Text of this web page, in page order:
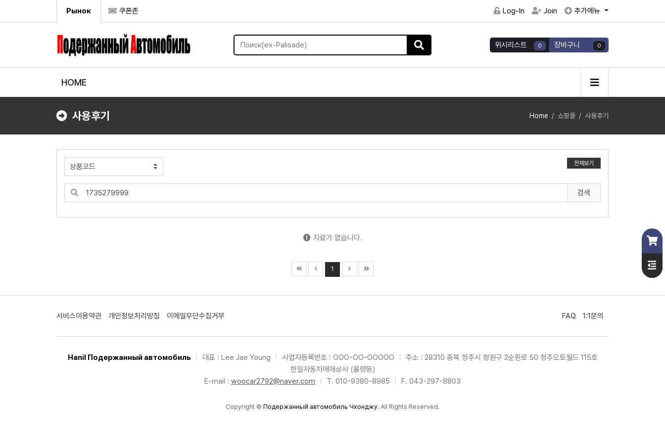
Рынок 쿠폰존 Log-In Join 추가메뉴
위시리스트 0 장바구니 0
HOME
사용후기 Home 쇼핑몰 사용후기
전체보기
검색
자료가 없습니다.
1
서비스이용약관 개인정보처리방침 이메일무단수집거부 FAQ 1:1문의
Hanil Подержанный автомобиль 대표 : Lee Jae Young 사업자등록번호 : OOO-OO-OOOOO
주소 : 28310 충북 청주시 청원구 2순환로 50 청주오토월드 115호
한일자동차매매상사 (율량동)
E-mail : woocar2792@naver.com T. 010-9380-8985 F. 043-297-8803
Copyright © Подержанный автомобиль Чхонджу. All Rights Reserved.